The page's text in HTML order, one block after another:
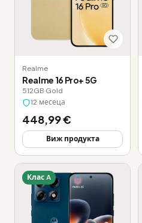
Realme
Realme 16 Pro+ 5G
512GB·Gold
12 месеца
448,99 €
Виж продукта
Клас A